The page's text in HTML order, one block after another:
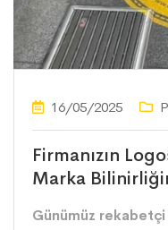
16/05/2025
Firmanızın
Marka
Günümüz rekabetçi